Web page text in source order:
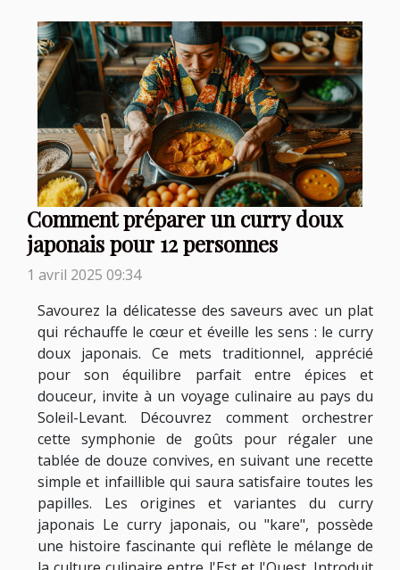
Comment préparer un curry doux
japonais pour 12 personnes
1 avril 2025 09:34
Savourez la délicatesse des saveurs avec un plat
qui réchauffe le cœur et éveille les sens : le curry
doux japonais. Ce mets traditionnel, apprécié
pour son équilibre parfait entre épices et
douceur, invite à un voyage culinaire au pays du
Soleil-Levant. Découvrez comment orchestrer
cette symphonie de goûts pour régaler une
tablée de douze convives, en suivant une recette
simple et infaillible qui saura satisfaire toutes les
papilles. Les origines et variantes du curry
japonais Le curry japonais, ou "kare", possède
une histoire fascinante qui reflète le mélange de